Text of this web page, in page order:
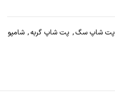
پت شاپ سگ, پت شاپ گربه, شامپو